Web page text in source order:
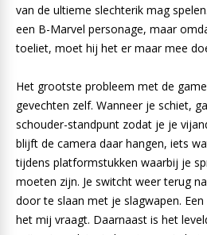
van de ultieme slechterik mag
een B-Marvel personage, maar
toeliet, moet hij het er maar mee
Het grootste probleem met de
gevechten zelf. Wanneer je schiet,
schouder-standpunt zodat je je
blijft de camera daar hangen, iets
tijdens platformstukken waarbij je
moeten zijn. Je switcht weer terug
door te slaan met je slagwapen.
het mij vraagt. Daarnaast is het